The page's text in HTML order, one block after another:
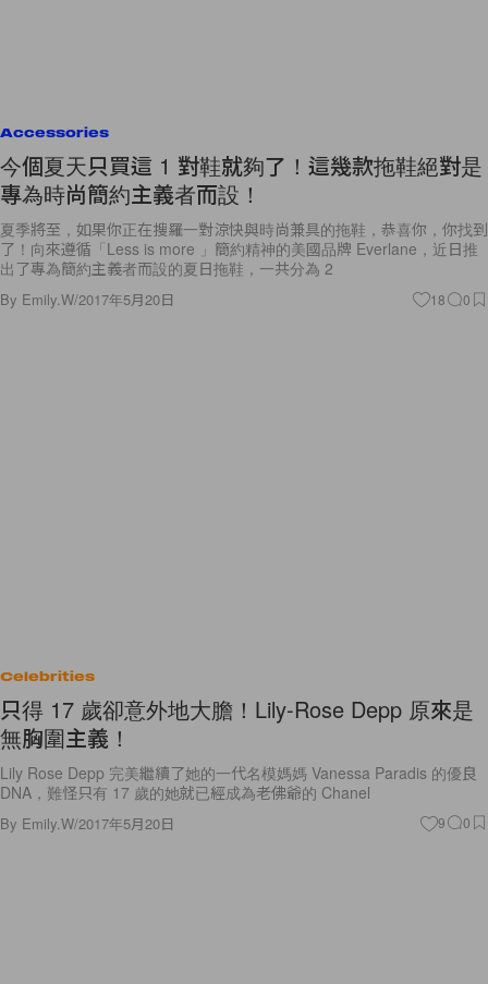
Accessories
今個夏天只買這 1 對鞋就夠了！這幾款拖鞋絕對是
專為時尚簡約主義者而設！
夏季將至，如果你正在搜羅一對涼快與時尚兼具的拖鞋，恭喜你，你找到
了！向來遵循「Less is more 」簡約精神的美國品牌 Everlane，近日推
出了專為簡約主義者而設的夏日拖鞋，一共分為 2
By Emily.W/2017年5月20日 18 0
Celebrities
只得 17 歲卻意外地大膽！Lily-Rose Depp 原來是
無胸圍主義！
Lily Rose Depp 完美繼續了她的一代名模媽媽 Vanessa Paradis 的優良
DNA，難怪只有 17 歲的她就已經成為老佛爺的 Chanel
By Emily.W/2017年5月20日 9 0